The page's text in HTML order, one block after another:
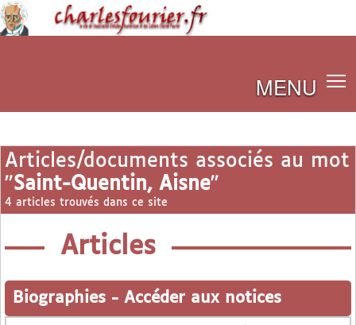
MENU
Articles/documents associés au mot
"Saint-Quentin, Aisne"
4 articles trouvés dans ce site
Articles
Biographies - Accéder aux notices